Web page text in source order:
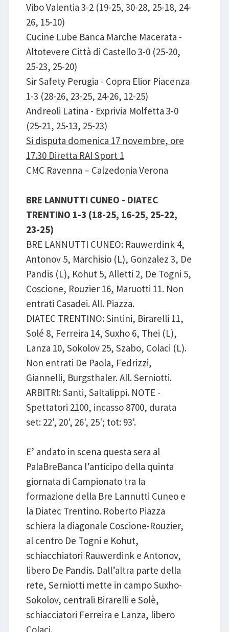
Vibo Valentia 3-2 (19-25, 30-28, 25-18, 24-
26, 15-10)
Cucine Lube Banca Marche Macerata -
Altotevere Città di Castello 3-0 (25-20,
25-23, 25-20)
Sir Safety Perugia - Copra Elior Piacenza
1-3 (28-26, 23-25, 24-26, 12-25)
Andreoli Latina - Exprivia Molfetta 3-0
(25-21, 25-13, 25-23)
Si disputa domenica 17 novembre, ore
17.30 Diretta RAI Sport 1
CMC Ravenna – Calzedonia Verona
BRE LANNUTTI CUNEO - DIATEC
TRENTINO 1-3 (18-25, 16-25, 25-22,
23-25)
BRE LANNUTTI CUNEO: Rauwerdink 4,
Antonov 5, Marchisio (L), Gonzalez 3, De
Pandis (L), Kohut 5, Alletti 2, De Togni 5,
Coscione, Rouzier 16, Maruotti 11. Non
entrati Casadei. All. Piazza.
DIATEC TRENTINO: Sintini, Birarelli 11,
Solé 8, Ferreira 14, Suxho 6, Thei (L),
Lanza 10, Sokolov 25, Szabo, Colaci (L).
Non entrati De Paola, Fedrizzi,
Giannelli, Burgsthaler. All. Serniotti.
ARBITRI: Santi, Saltalippi. NOTE -
Spettatori 2100, incasso 8700, durata
set: 22', 20', 26', 25'; tot: 93'.
E’ andato in scena questa sera al
PalaBreBanca l’anticipo della quinta
giornata di Campionato tra la
formazione della Bre Lannutti Cuneo e
la Diatec Trentino. Roberto Piazza
schiera la diagonale Coscione-Rouzier,
al centro De Togni e Kohut,
schiacchiatori Rauwerdink e Antonov,
libero De Pandis. Dall’altra parte della
rete, Serniotti mette in campo Suxho-
Sokolov, centrali Birarelli e Solè,
schiacciatori Ferreira e Lanza, libero